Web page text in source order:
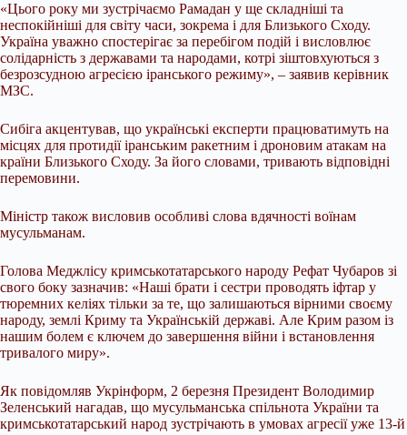
«Цього року ми зустрічаємо Рамадан у ще складніші та
неспокійніші для світу часи, зокрема і для Близького Сходу.
Україна уважно спостерігає за перебігом подій і висловлює
солідарність з державами та народами, котрі зіштовхуються з
безрозсудною агресією іранського режиму», – заявив керівник
МЗС.
Сибіга акцентував, що українські експерти працюватимуть на
місцях для протидії іранським ракетним і дроновим атакам на
країни Близького Сходу. За його словами, тривають відповідні
перемовини.
Міністр також висловив особливі слова вдячності воїнам
мусульманам.
Голова Меджлісу кримськотатарського народу Рефат Чубаров зі
свого боку зазначив: «Наші брати і сестри проводять іфтар у
тюремних келіях тільки за те, що залишаються вірними своєму
народу, землі Криму та Українській державі. Але Крим разом із
нашим болем є ключем до завершення війни і встановлення
тривалого миру».
Як повідомляв Укрінформ, 2 березня Президент Володимир
Зеленський нагадав, що мусульманська спільнота України та
кримськотатарський народ зустрічають в умовах агресії уже 13-й